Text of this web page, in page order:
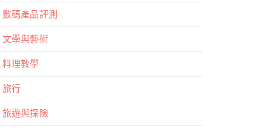
數碼產品評測
文學與藝術
料理教學
旅行
旅遊與探險